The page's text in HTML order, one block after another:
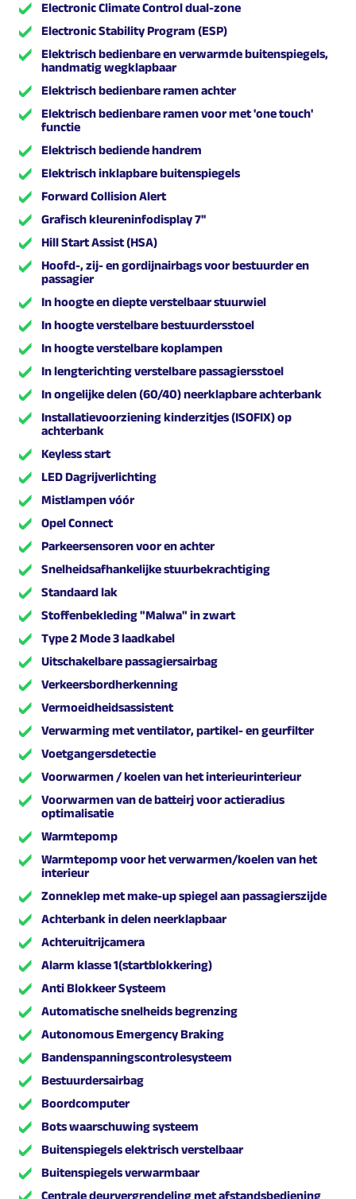
Electronic Climate Control dual-zone
Electronic Stability Program (ESP)
Elektrisch bedienbare en verwarmde buitenspiegels,
handmatig wegklapbaar
Elektrisch bedienbare ramen achter
Elektrisch bedienbare ramen voor met 'one touch'
functie
Elektrisch bediende handrem
Elektrisch inklapbare buitenspiegels
Forward Collision Alert
Grafisch kleureninfodisplay 7''
Hill Start Assist (HSA)
Hoofd-, zij- en gordijnairbags voor bestuurder en
passagier
In hoogte en diepte verstelbaar stuurwiel
In hoogte verstelbare bestuurdersstoel
In hoogte verstelbare koplampen
In lengterichting verstelbare passagiersstoel
In ongelijke delen (60/40) neerklapbare achterbank
Installatievoorziening kinderzitjes (ISOFIX) op
achterbank
Keyless start
LED Dagrijverlichting
Mistlampen vóór
Opel Connect
Parkeersensoren voor en achter
Snelheidsafhankelijke stuurbekrachtiging
Standaard lak
Stoffenbekleding "Malwa" in zwart
Type 2 Mode 3 laadkabel
Uitschakelbare passagiersairbag
Verkeersbordherkenning
Vermoeidheidsassistent
Verwarming met ventilator, partikel- en geurfilter
Voetgangersdetectie
Voorwarmen / koelen van het interieurinterieur
Voorwarmen van de batteirj voor actieradius
optimalisatie
Warmtepomp
Warmtepomp voor het verwarmen/koelen van het
interieur
Zonneklep met make-up spiegel aan passagierszijde
Achterbank in delen neerklapbaar
Achteruitrijcamera
Alarm klasse 1(startblokkering)
Anti Blokkeer Systeem
Automatische snelheids begrenzing
Autonomous Emergency Braking
Bandenspanningscontrolesysteem
Bestuurdersairbag
Boordcomputer
Bots waarschuwing systeem
Buitenspiegels elektrisch verstelbaar
Buitenspiegels verwarmbaar
Centrale deurvergrendeling met afstandsbediening